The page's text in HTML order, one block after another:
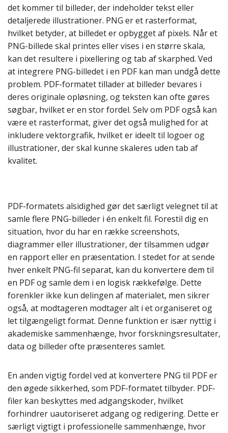
det kommer til billeder, der indeholder tekst eller
detaljerede illustrationer. PNG er et rasterformat,
hvilket betyder, at billedet er opbygget af pixels. Når et
PNG-billede skal printes eller vises i en større skala,
kan det resultere i pixellering og tab af skarphed. Ved
at integrere PNG-billedet i en PDF kan man undgå dette
problem. PDF-formatet tillader at billeder bevares i
deres originale opløsning, og teksten kan ofte gøres
søgbar, hvilket er en stor fordel. Selv om PDF også kan
være et rasterformat, giver det også mulighed for at
inkludere vektorgrafik, hvilket er ideelt til logoer og
illustrationer, der skal kunne skaleres uden tab af
kvalitet.
PDF-formatets alsidighed gør det særligt velegnet til at
samle flere PNG-billeder i én enkelt fil. Forestil dig en
situation, hvor du har en række screenshots,
diagrammer eller illustrationer, der tilsammen udgør
en rapport eller en præsentation. I stedet for at sende
hver enkelt PNG-fil separat, kan du konvertere dem til
en PDF og samle dem i en logisk rækkefølge. Dette
forenkler ikke kun delingen af materialet, men sikrer
også, at modtageren modtager alt i et organiseret og
let tilgængeligt format. Denne funktion er især nyttig i
akademiske sammenhænge, hvor forskningsresultater,
data og billeder ofte præsenteres samlet.
En anden vigtig fordel ved at konvertere PNG til PDF er
den øgede sikkerhed, som PDF-formatet tilbyder. PDF-
filer kan beskyttes med adgangskoder, hvilket
forhindrer uautoriseret adgang og redigering. Dette er
særligt vigtigt i professionelle sammenhænge, hvor